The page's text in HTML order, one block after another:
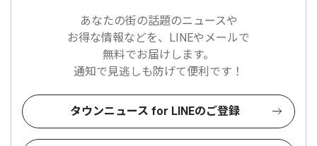
あなたの街の話題のニュースや
お得な情報などを、LINEやメールで
無料でお届けします。
通知で見逃しも防げて便利です！
タウンニュース for LINEのご登録